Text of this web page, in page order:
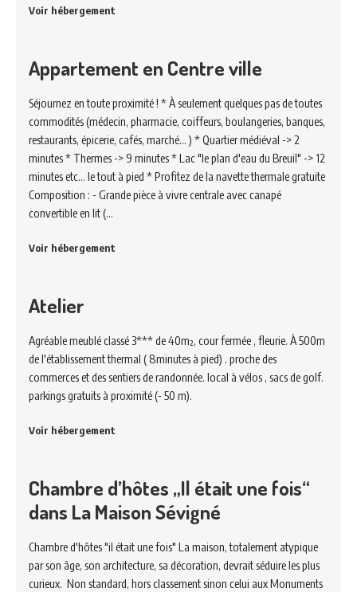
Voir hébergement
Appartement en Centre ville
Séjournez en toute proximité ! * À seulement quelques pas de toutes
commodités (médecin, pharmacie, coiffeurs, boulangeries, banques,
restaurants, épicerie, cafés, marché... ) * Quartier médiéval -> 2
minutes * Thermes -> 9 minutes * Lac "le plan d'eau du Breuil" -> 12
minutes etc... le tout à pied * Profitez de la navette thermale gratuite
Composition : - Grande pièce à vivre centrale avec canapé
convertible en lit (…
Voir hébergement
Atelier
Agréable meublé classé 3*** de 40m², cour fermée , fleurie. À 500m
de l'établissement thermal ( 8minutes à pied) . proche des
commerces et des sentiers de randonnée. local à vélos , sacs de golf.
parkings gratuits à proximité (- 50 m).
Voir hébergement
Chambre d’hôtes „Il était une fois“
dans La Maison Sévigné
Chambre d'hôtes "il était une fois" La maison, totalement atypique
par son âge, son architecture, sa décoration, devrait séduire les plus
curieux. Non standard, hors classement sinon celui aux Monuments